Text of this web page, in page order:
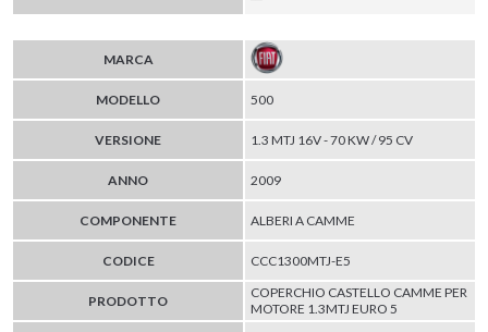
MARCA
MODELLO 500
VERSIONE 1.3 MTJ 16V - 70 KW / 95 CV
ANNO 2009
COMPONENTE ALBERI A CAMME
CODICE CCC1300MTJ-E5
PRODOTTO
COPERCHIO CASTELLO CAMME PER
MOTORE 1.3MTJ EURO 5